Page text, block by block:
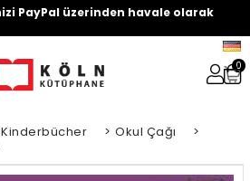
PayPal üzerinden havale olarak
0
Kinderbücher > Okul Çağı >